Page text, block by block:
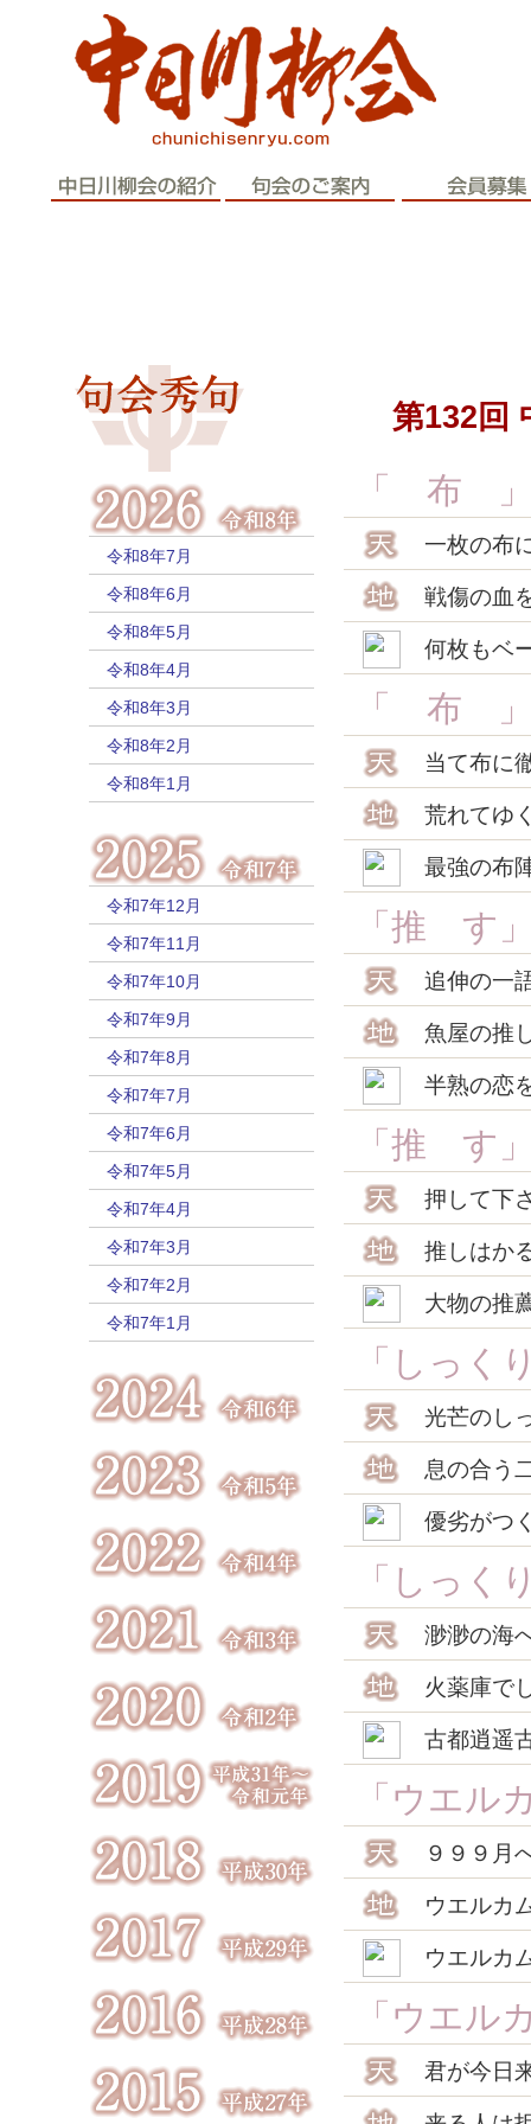
令和8年7月
令和8年6月
令和8年5月
令和8年4月
令和8年3月
令和8年2月
令和8年1月
令和7年12月
令和7年11月
令和7年10月
令和7年9月
令和7年8月
令和7年7月
令和7年6月
令和7年5月
令和7年4月
令和7年3月
令和7年2月
令和7年1月
第132回
「 布
一枚の布
戦傷の血
何枚もベ
「 布
当て布に
荒れてゆ
最強の布
「推 す
追伸の一
魚屋の推
半熟の恋
「推 す
押して下
推しはか
大物の推
「しっく
光芒のし
息の合う
優劣がつ
「しっく
渺渺の海
火薬庫で
古都逍遥
「ウエル
９９９月
ウエルカ
ウエルカ
「ウエル
君が今日